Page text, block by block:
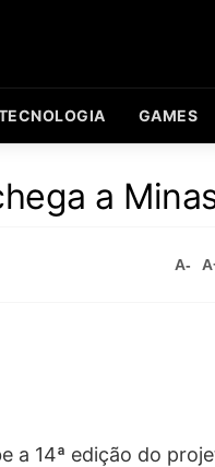
GAMES
a
A-
a 14ª edição do